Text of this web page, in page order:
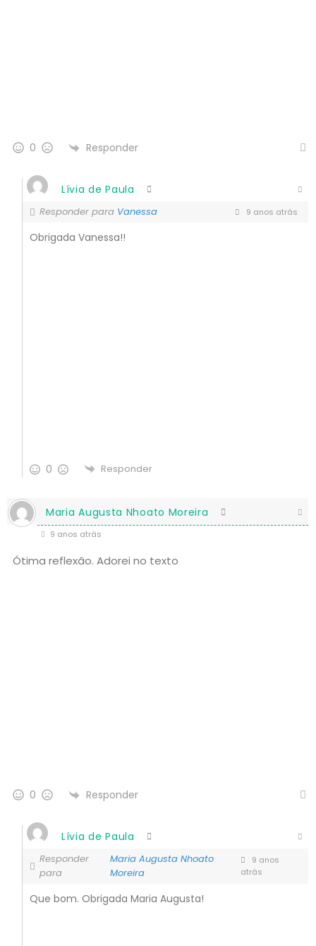
0 Responder
Lívia de Paula
Responder para Vanessa 9 anos atrás
Obrigada Vanessa!!
0 Responder
Maria Augusta Nhoato Moreira
9 anos atrás
Ótima reflexão. Adorei no texto
0 Responder
Lívia de Paula
Responder
para
Maria Augusta Nhoato
Moreira
9 anos
atrás
Que bom. Obrigada Maria Augusta!